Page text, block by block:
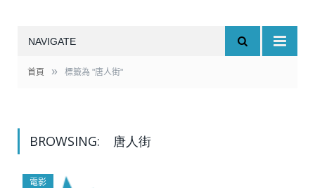
NAVIGATE
首頁 » 標籤為 "唐人街"
BROWSING: 唐人街
電影